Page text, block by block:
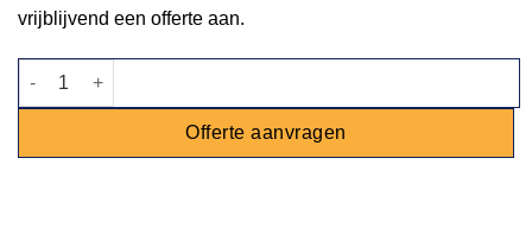
vrijblijvend een offerte aan.
Barkruk Nevada wit aantal
Offerte aanvragen